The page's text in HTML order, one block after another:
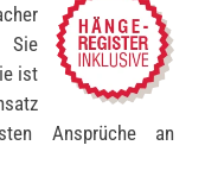
Sie
ist
Ansprüche an